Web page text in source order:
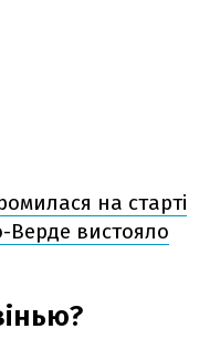
на старті
Верде вистояло